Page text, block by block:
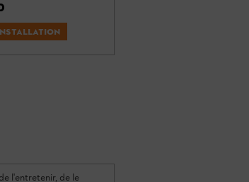
l'entretenir, de le